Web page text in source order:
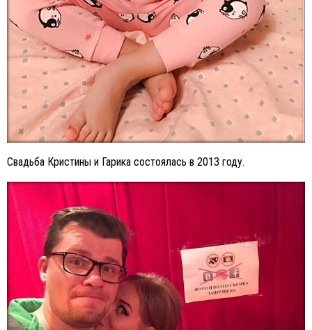
Свадьба Кристины и Гарика состоялась в 2013 году.